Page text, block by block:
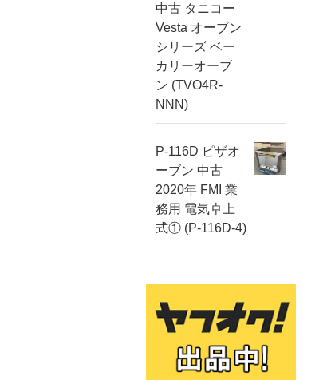
中古 タニコー
Vesta オーブン
シリーズ ベー
カリーオーブ
ン (TVO4R-
NNN)
P-116D ピザオ
ーブン 中古
2020年 FMI 業
務用 電気卓上
式① (P-116D-4)